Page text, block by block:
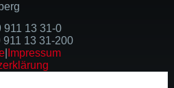
911 13 31-0
911 13 31-200
Impressum